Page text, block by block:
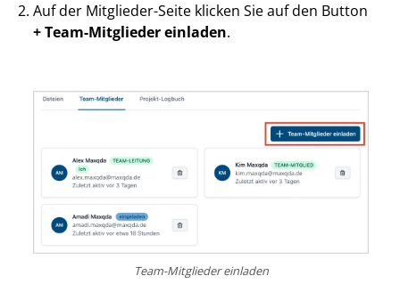
Auf der Mitglieder-Seite klicken Sie auf den Button
+ Team-Mitglieder einladen.
Team-Mitglieder einladen